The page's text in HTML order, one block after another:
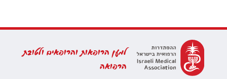
למען הרופאות והרופאים ולטובת
הרפואה